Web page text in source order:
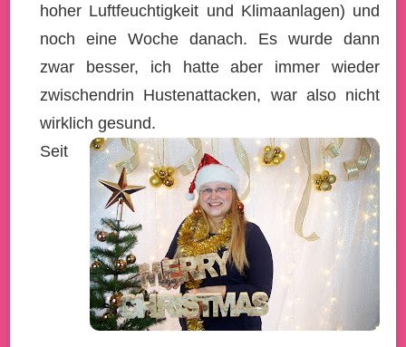
hoher Luftfeuchtigkeit und Klimaanlagen) und
noch eine Woche danach. Es wurde dann
zwar besser, ich hatte aber immer wieder
zwischendrin Hustenattacken, war also nicht
wirklich gesund.
Seit